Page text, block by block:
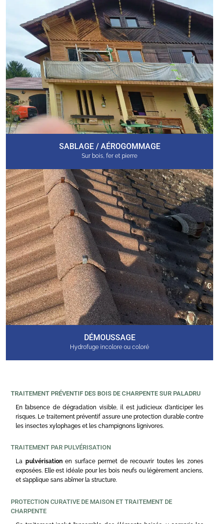
SABLAGE / AÉROGOMMAGE
Sur bois, fer et pierre
DÉMOUSSAGE
Hydrofuge incolore ou coloré
TRAITEMENT PRÉVENTIF DES BOIS DE CHARPENTE SUR PALADRU
En l’absence de dégradation visible, il est judicieux d’anticiper les
risques. Le traitement préventif assure une protection durable contre
les insectes xylophages et les champignons lignivores.
TRAITEMENT PAR PULVÉRISATION
La pulvérisationen surface permet de recouvrir toutes les zones
exposées. Elle est idéale pour les bois neufs ou légèrement anciens,
et s’applique sans abîmer la structure.
PROTECTION CURATIVE DE MAISON ET TRAITEMENT DE
CHARPENTE